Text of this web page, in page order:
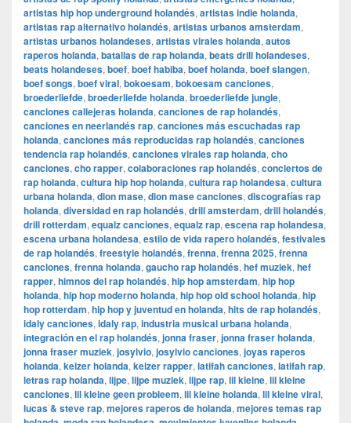
artistas hip hop underground holandés, artistas indie holanda,
artistas rap alternativo holandés, artistas urbanos amsterdam,
artistas urbanos holandeses, artistas virales holanda, autos
raperos holanda, batallas de rap holanda, beats drill holandeses,
beats holandeses, boef, boef habiba, boef holanda, boef slangen,
boef songs, boef viral, bokoesam, bokoesam canciones,
broederliefde, broederliefde holanda, broederliefde jungle,
canciones callejeras holanda, canciones de rap holandés,
canciones en neerlandés rap, canciones más escuchadas rap
holanda, canciones más reproducidas rap holandés, canciones
tendencia rap holandés, canciones virales rap holanda, cho
canciones, cho rapper, colaboraciones rap holandés, conciertos de
rap holanda, cultura hip hop holanda, cultura rap holandesa, cultura
urbana holanda, dion mase, dion mase canciones, discografías rap
holanda, diversidad en rap holandés, drill amsterdam, drill holandés,
drill rotterdam, equalz canciones, equalz rap, escena rap holandesa,
escena urbana holandesa, estilo de vida rapero holandés, festivales
de rap holandés, freestyle holandés, frenna, frenna 2025, frenna
canciones, frenna holanda, gaucho rap holandés, hef muziek, hef
rapper, himnos del rap holandés, hip hop amsterdam, hip hop
holanda, hip hop moderno holanda, hip hop old school holanda, hip
hop rotterdam, hip hop y juventud en holanda, hits de rap holandés,
idaly canciones, idaly rap, industria musical urbana holanda,
integración en el rap holandés, jonna fraser, jonna fraser holanda,
jonna fraser muziek, josylvio, josylvio canciones, joyas raperos
holanda, keizer holanda, keizer rapper, latifah canciones, latifah rap,
letras rap holanda, lijpe, lijpe muziek, lijpe rap, lil kleine, lil kleine
canciones, lil kleine geen probleem, lil kleine holanda, lil kleine viral,
lucas & steve rap, mejores raperos de holanda, mejores temas rap